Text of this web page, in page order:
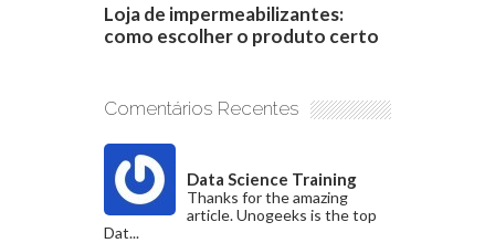
Loja de impermeabilizantes:
como escolher o produto certo
Comentários Recentes
Data Science Training
Thanks for the amazing
article. Unogeeks is the top
Dat...